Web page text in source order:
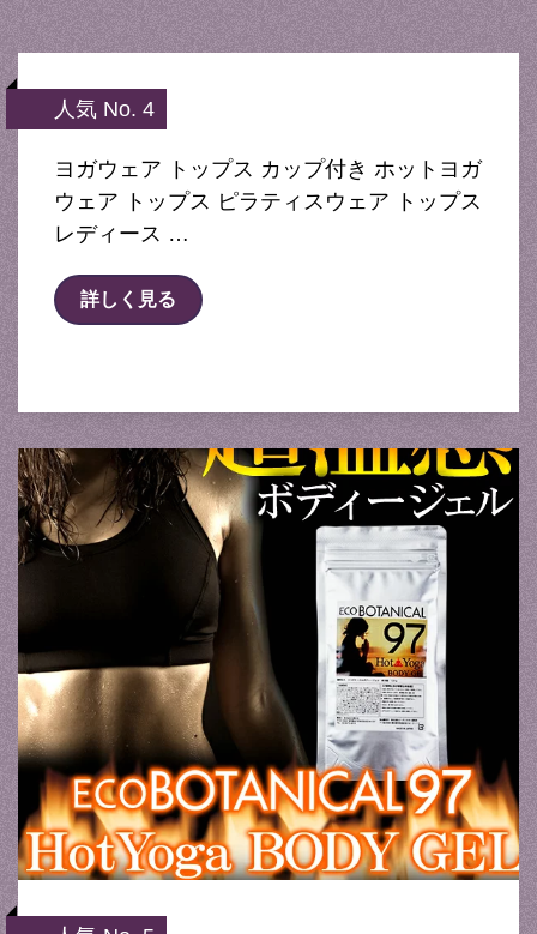
人気 No. 4
ヨガウェア トップス カップ付き ホットヨガ
ウェア トップス ピラティスウェア トップス
レディース …
詳しく見る